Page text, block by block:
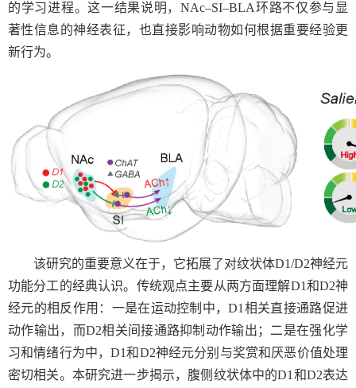
的学习进程。这一结果说明，NAc–SI–BLA环路不仅参与显
著性信息的神经表征，也直接影响动物如何根据重要经验更
新行为。
该研究的重要意义在于，它拓展了对纹状体D1/D2神经元
功能分工的经典认识。传统观点主要从两方面理解D1和D2神
经元的相反作用：一是在运动控制中，D1 相关直接通路促进
动作输出，而D2相关间接通路抑制动作输出；二是在强化学
习和情绪行为中，D1和D2神经元分别与奖赏和厌恶价值处理
密切相关。本研究进一步揭示，腹侧纹状体中的D1 和D2表达